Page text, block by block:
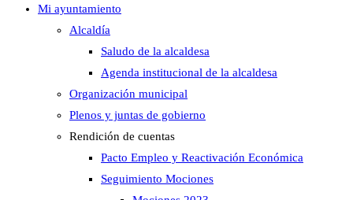
Mi ayuntamiento
Alcaldía
Saludo de la alcaldesa
Agenda institucional de la alcaldesa
Organización municipal
Plenos y juntas de gobierno
Rendición de cuentas
Pacto Empleo y Reactivación Económica
Seguimiento Mociones